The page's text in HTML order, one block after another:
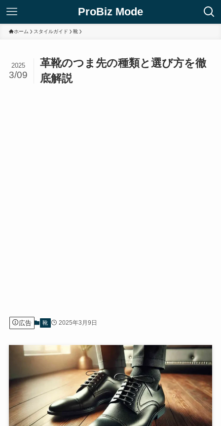
ProBiz Mode
ホーム スタイルガイド 靴
革靴のつま先の種類と選び方を徹
底解説
2025
3/09
広告 靴 2025年3月9日